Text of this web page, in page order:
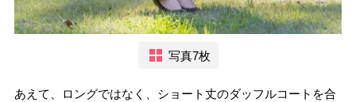
写真7枚
あえて、ロングではなく、ショート丈のダッフルコートを合